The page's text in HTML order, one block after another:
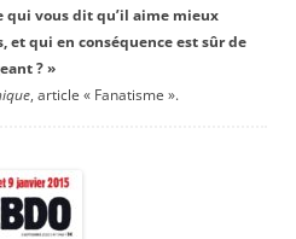
qui vous dit qu’il aime mieux
et qui en conséquence est sûr de
? »
, article « Fanatisme ».